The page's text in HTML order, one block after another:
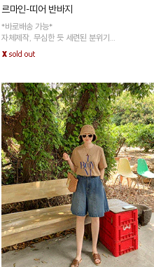
르마인-띠어 반바지
*바로배송 가능*
자체제작, 무심한 듯 세련된 분위기
멋스러움을 극대화시킨 찰랑 3부 팬츠